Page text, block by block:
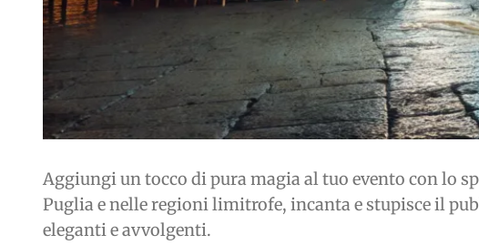
Aggiungi un tocco di pura magia al tuo evento con lo
Puglia e nelle regioni limitrofe, incanta e stupisce il
eleganti e avvolgenti.